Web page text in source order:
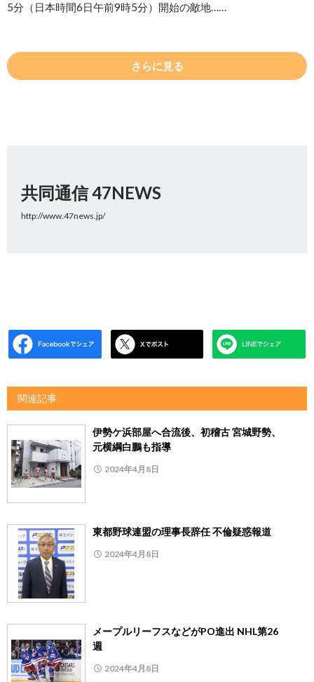
5分（日本時間6日午前9時5分）開始の敵地……
さらに見る
共同通信 47NEWS
http://www.47news.jp/
関連記事
伊勢ケ浜部屋へ合流後、初稽古 宮城野勢、
元横綱白鵬も指導
2024年4月8日
東都野球連盟の理事長辞任 不倫疑惑報道
2024年4月8日
メープルリーフスなどがPO進出 NHL第26
週
2024年4月8日